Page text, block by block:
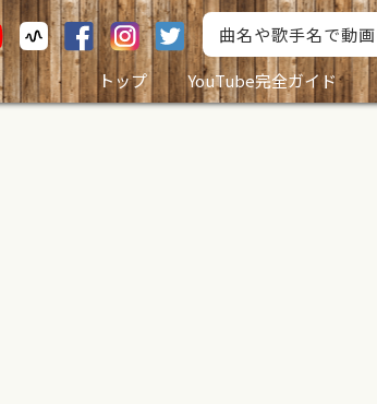
トップ
YouTube完全ガイド